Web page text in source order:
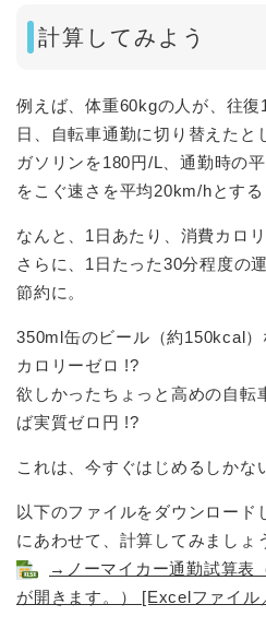
計算してみよう
例えば、体重60kgの人が、往
日、自転車通勤に切り替えたと
ガソリンを180円/L、通勤時の
をこぐ速さを平均20km/hとする
なんと、1日あたり、消費カロ
さらに、1日たった30分程度の
節約に。
350ml缶のビール（約150kcal
カロリーゼロ !?
欲しかったちょっと高めの自転
ば実質ゼロ円 !?
これは、今すぐはじめるしかな
以下のファイルをダウンロード
にあわせて、計算してみましょ
→ノーマイカー通勤試算表
が開きます。） [Excelファイル